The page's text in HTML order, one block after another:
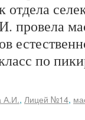
по
А.И., Лицей №14,